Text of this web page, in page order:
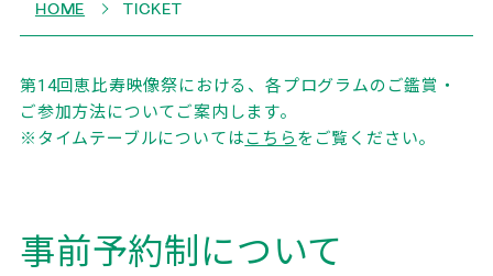
HOME TICKET
第14回恵比寿映像祭における、各プログラムのご鑑賞・
ご参加方法についてご案内します。
※タイムテーブルについてはこちらをご覧ください。
事前予約制について